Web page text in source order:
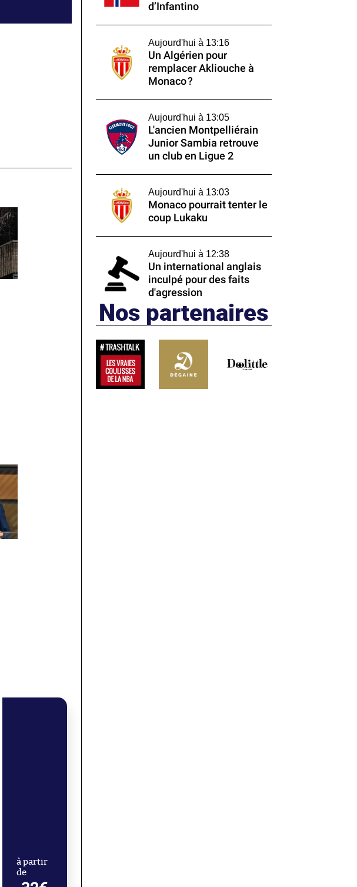
à partir
de
d’Infantino
Aujourd'hui à 13:16
Un Algérien pour
remplacer Akliouche à
Monaco ?
Aujourd'hui à 13:05
L'ancien Montpelliérain
Junior Sambia retrouve
un club en Ligue 2
Aujourd'hui à 13:03
Monaco pourrait tenter le
coup Lukaku
Aujourd'hui à 12:38
Un international anglais
inculpé pour des faits
d'agression
Nos partenaires